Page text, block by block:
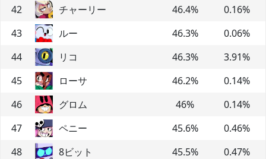
42
チャーリー 46.4% 0.16%
43
ルー 46.3% 0.06%
44
リコ 46.3% 3.91%
45
ローサ 46.2% 0.14%
46
グロム 46% 0.14%
47
ペニー 45.6% 0.46%
48
8ビット 45.5% 0.47%